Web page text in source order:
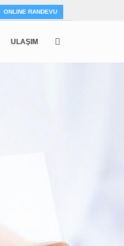
ONLINE RANDEVU
ULAŞIM